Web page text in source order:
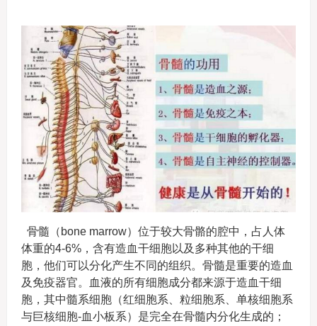
骨髓（bone marrow）位于较大骨骼的腔中，占人体
体重的4-6%，含有造血干细胞以及多种其他的干细
胞，他们可以分化产生不同的组织。骨髓是重要的造血
及免疫器官。血液的所有细胞成分都来源于造血干细
胞，其中髓系细胞（红细胞系、粒细胞系、单核细胞系
与巨核细胞-血小板系）是完全在骨髓内分化生成的；